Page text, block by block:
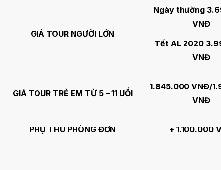
GIÁ TOUR NGƯỜI LỚN
Ngày thường
VNĐ
Tết AL 2020
VNĐ
GIÁ TOUR TRẺ EM TỪ 5 – 11 UỔI
1.845.000 VNĐ/
VNĐ
PHỤ THU PHÒNG ĐƠN + 1.100.000